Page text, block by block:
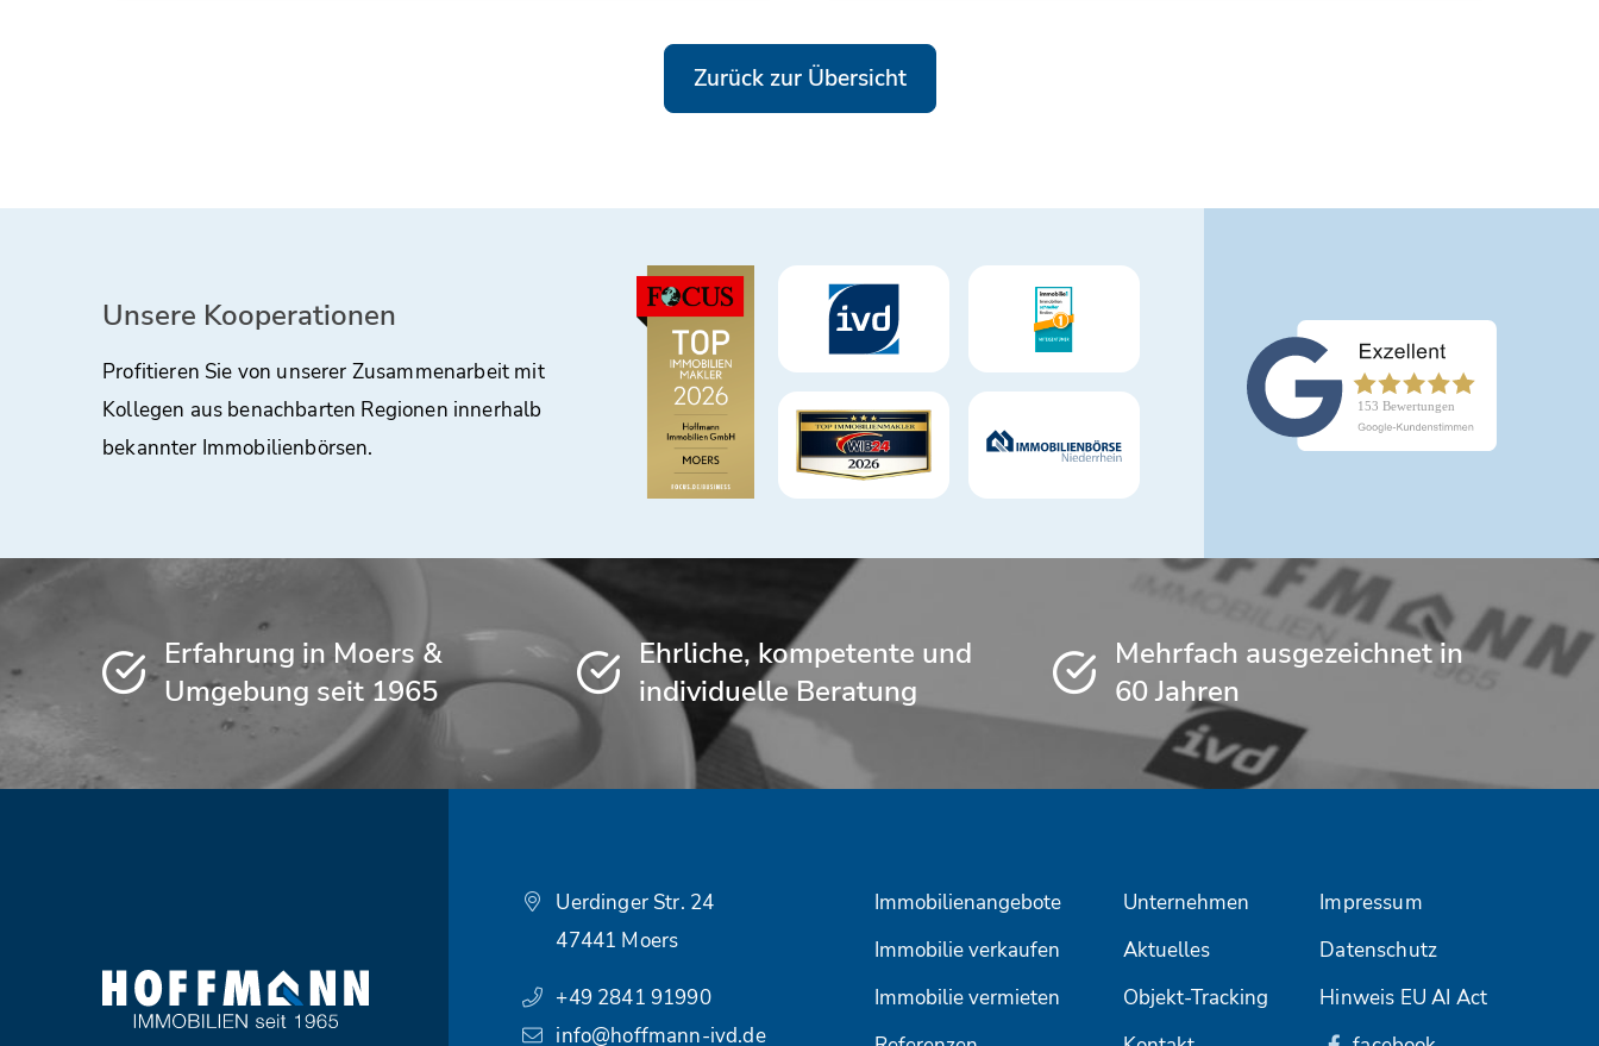
Zurück zur Übersicht
Unsere Kooperationen
Profitieren Sie von unserer Zusammenarbeit mit
Kollegen aus benachbarten Regionen innerhalb
bekannter Immobilienbörsen.
Erfahrung in Moers &
Umgebung seit 1965
Ehrliche, kompetente und
individuelle Beratung
Mehrfach ausgezeichnet in
60 Jahren
Uerdinger Str. 24
47441 Moers
+49 2841 91990
info@hoffmann-ivd.de
Immobilienangebote
Unternehmen
Immobilie verkaufen
Aktuelles
Immobilie vermieten
Objekt-Tracking
Impressum
Datenschutz
Hinweis EU AI Act